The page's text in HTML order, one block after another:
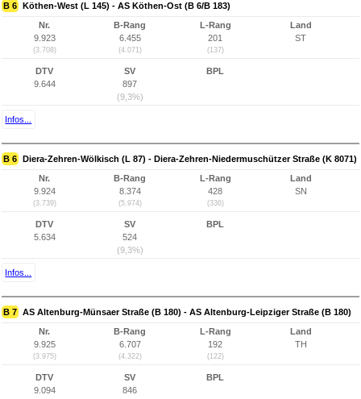
B 6 Köthen-West (L 145) - AS Köthen-Ost (B 6/B 183)
Nr.
9.923
(3.708)
B-Rang
6.455
(4.071)
L-Rang
201
(137)
Land
ST
DTV
9.644
SV
897
(9,3%)
BPL
Infos...
B 6 Diera-Zehren-Wölkisch (L 87) - Diera-Zehren-Niedermuschützer Straße (K 8071)
Nr.
9.924
(3.739)
B-Rang
8.374
(5.974)
L-Rang
428
(336)
Land
SN
DTV
5.634
SV
524
(9,3%)
BPL
Infos...
B 7 AS Altenburg-Münsaer Straße (B 180) - AS Altenburg-Leipziger Straße (B 180)
Nr.
9.925
(3.975)
B-Rang
6.707
(4.322)
L-Rang
192
(122)
Land
TH
DTV
9.094
SV
846
BPL